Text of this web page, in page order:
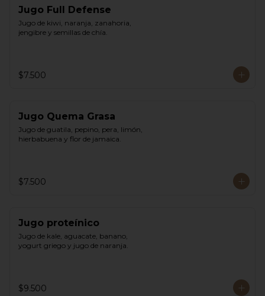
Jugo Full Defense
Jugo de kiwi, naranja, zanahoria,
jengibre y semillas de chía.
$7.500
Jugo Quema Grasa
Jugo de guatila, pepino, pera, limón,
hierbabuena y flor de jamaica.
$7.500
Jugo proteínico
Jugo de kale, aguacate, banano,
yogurt griego y jugo de naranja.
$9.500